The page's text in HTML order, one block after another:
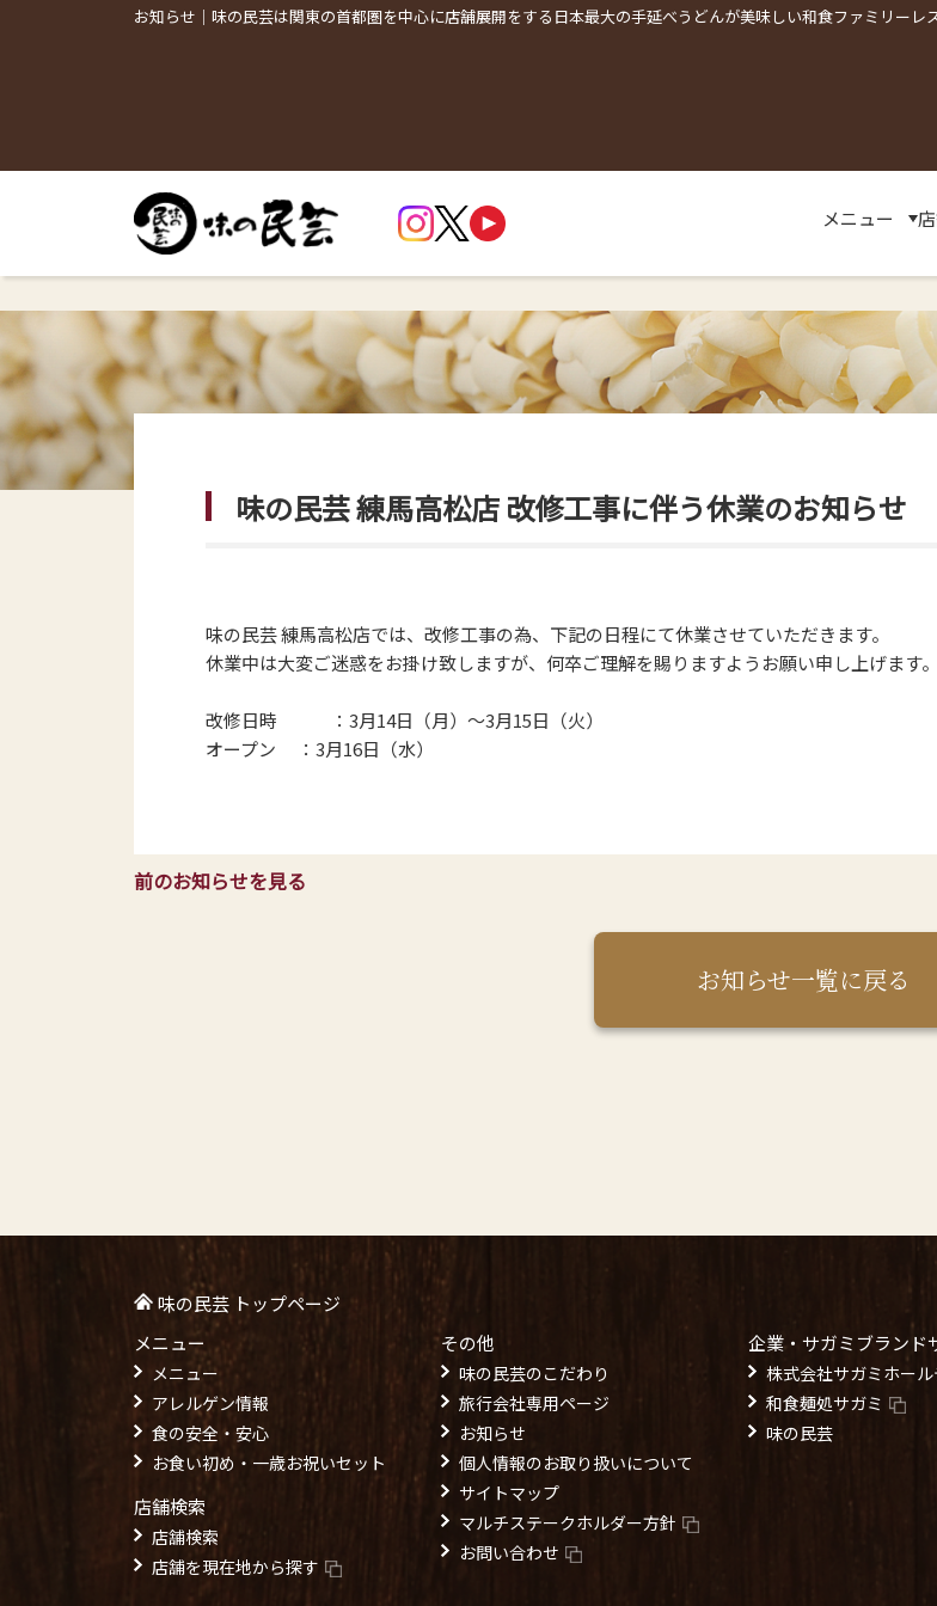
お知らせ｜味の民芸は関東の首都圏を中心に店舗展開をする日本最大の手延べうどんが美味しい和食ファミリーレス
メニュー
味の民芸 練馬高松店 改修工事に伴う休業のお知らせ
味の民芸 練馬高松店では、改修工事の為、下記の日程にて休業させていただきます。
休業中は大変ご迷惑をお掛け致しますが、何卒ご理解を賜りますようお願い申し上げます。
改修日時 ：3月14日（月）～3月15日（火）
オープン ：3月16日（水）
前のお知らせを見る
お知らせ一覧に戻る
味の民芸 トップページ
メニュー
メニュー
アレルゲン情報
食の安全・安心
お食い初め・一歳お祝いセット
店舗検索
店舗検索
店舗を現在地から探す
その他
味の民芸のこだわり
旅行会社専用ページ
お知らせ
個人情報のお取り扱いについて
サイトマップ
マルチステークホルダー方針
お問い合わせ
企業・サガミブランド
株式会社サガミホー
和食麺処サガミ
味の民芸